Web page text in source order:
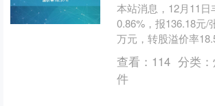
本站消息，12月11
0.86%，报136.18元/
万元，转股溢价率
丰山转债信用级别为
查看： 114 分类：
件